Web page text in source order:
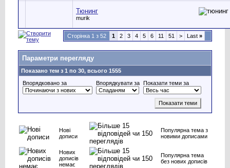
Тюнинг
murik
Сторінка 1 з 52 1 2 3 4 5 6 11 51 > Last »
Параметри перегляду
Показано тем з 1 по 30, всього 1555
Впорядковано за
Впорядкувати за Показати теми за
Нові
дописи
Популярна тема з
новими дописами
Нових
дописів
немає
Популярна тема
без нових дописів